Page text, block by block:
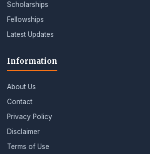
Scholarships
Fellowships
Latest Updates
Information
About Us
Contact
Privacy Policy
Disclaimer
Terms of Use